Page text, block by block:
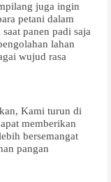
juga ingin
petani dalam
panen padi saja
lahan
wujud rasa
Kami turun di
memberikan
bersemangat
pangan